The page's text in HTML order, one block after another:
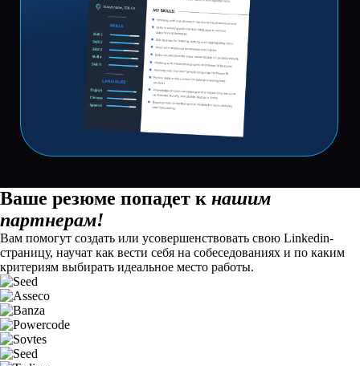
Ваше резюме попадет к нашим
партнерам!
Вам помогут создать или усовершенствовать свою Linkedin-
страницу, научат как вести себя на собеседованиях и по каким
критериям выбирать идеальное место работы.